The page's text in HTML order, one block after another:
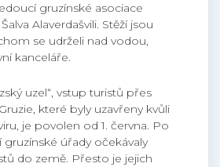
gruzínské asociace
Alaverdašvili. Stěží jsou
se udrželi nad vodou,
kanceláře.
uzel“, vstup turistů přes
které byly uzavřeny kvůli
je povolen od 1. června. Po
úřady očekávaly
do země. Přesto je jejich